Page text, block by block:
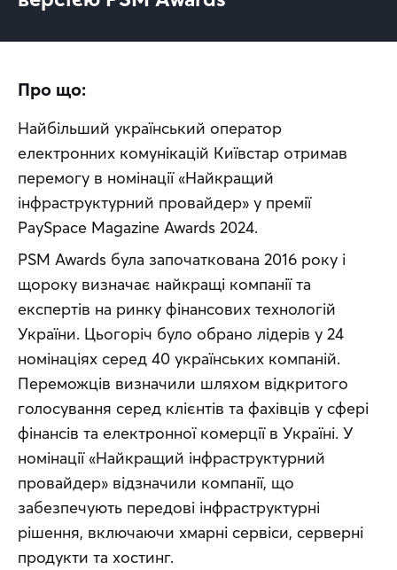
Про що:
Найбільший український оператор
електронних комунікацій Київстар отримав
перемогу в номінації «Найкращий
інфраструктурний провайдер» у премії
PaySpace Magazine Awards 2024.
PSM Awards була започаткована 2016 року і
щороку визначає найкращі компанії та
експертів на ринку фінансових технологій
України. Цьогоріч було обрано лідерів у 24
номінаціях серед 40 українських компаній.
Переможців визначили шляхом відкритого
голосування серед клієнтів та фахівців у сфері
фінансів та електронної комерції в Україні. У
номінації «Найкращий інфраструктурний
провайдер» відзначили компанії, що
забезпечують передові інфраструктурні
рішення, включаючи хмарні сервіси, серверні
продукти та хостинг.